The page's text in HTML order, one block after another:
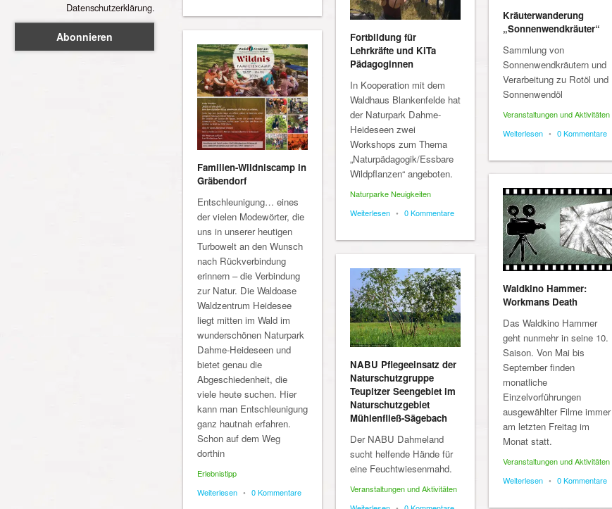
Datenschutzerklärung.
Kräuterwanderung
„Sonnenwendkräuter“
Sammlung von
Sonnenwendkräutern und
Verarbeitung zu Rotöl und
Sonnenwendöl
Veranstaltungen und Aktivitäten
Weiterlesen • 0 Kommentare
Fortbildung für
Lehrkräfte und KiTa
Pädagoginnen
In Kooperation mit dem
Waldhaus Blankenfelde hat
der Naturpark Dahme-
Heideseen zwei
Workshops zum Thema
„Naturpädagogik/Essbare
Wildpflanzen“ angeboten.
Naturparke Neuigkeiten
Weiterlesen • 0 Kommentare
Familien-Wildniscamp in
Gräbendorf
Entschleunigung… eines
der vielen Modewörter, die
uns in unserer heutigen
Turbowelt an den Wunsch
nach Rückverbindung
erinnern – die Verbindung
zur Natur. Die Waldoase
Waldzentrum Heidesee
liegt mitten im Wald im
wunderschönen Naturpark
Dahme-Heideseen und
bietet genau die
Abgeschiedenheit, die
viele heute suchen. Hier
kann man Entschleunigung
ganz hautnah erfahren.
Schon auf dem Weg
dorthin
Erlebnistipp
Weiterlesen • 0 Kommentare
Waldkino Hammer:
Workmans Death
Das Waldkino Hammer
geht nunmehr in seine 10.
Saison. Von Mai bis
September finden
monatliche
Einzelvorführungen
ausgewählter Filme immer
am letzten Freitag im
Monat statt.
Veranstaltungen und Aktivitäten
Weiterlesen • 0 Kommentare
NABU Pflegeeinsatz der
Naturschutzgruppe
Teupitzer Seengebiet im
Naturschutzgebiet
Mühlenfließ-Sägebach
Der NABU Dahmeland
sucht helfende Hände für
eine Feuchtwiesenmahd.
Veranstaltungen und Aktivitäten